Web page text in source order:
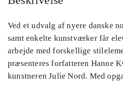
Ved et udvalg af nyere danske
samt enkelte kunstværker får
arbejde med forskellige
præsenteres forfatteren Hanne
kunstneren Julie Nord. Med